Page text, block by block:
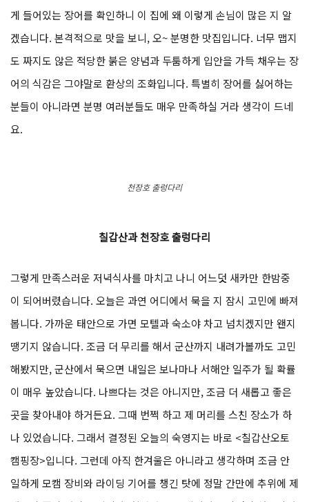
게 들어있는 장어를 확인하니 이 집에 왜 이렇게 손님이 많은 지 알
겠습니다. 본격적으로 맛을 보니, 오~ 분명한 맛집입니다. 너무 맵지
도 짜지도 않은 적당한 붉은 양념과 두툼하게 입안을 가득 채우는 장
어의 식감은 그야말로 환상의 조화입니다. 특별히 장어를 싫어하는
분들이 아니라면 분명 여러분들도 매우 만족하실 거라 생각이 드네
요.
천장호 출렁다리
칠갑산과 천장호 출렁다리
그렇게 만족스러운 저녁식사를 마치고 나니 어느덧 새카만 한밤중
이 되어버렸습니다. 오늘은 과연 어디에서 묵을 지 잠시 고민에 빠져
봅니다. 가까운 태안으로 가면 모텔과 숙소야 차고 넘치겠지만 왠지
땡기지 않습니다. 조금 더 무리를 해서 군산까지 내려가볼까도 고민
해봤지만, 군산에서 묵으면 내일은 보나마나 서해안 일주가 될 확률
이 매우 높았습니다. 나쁘다는 것은 아니지만, 조금 더 새롭고 좋은
곳을 찾아내야 하거든요. 그때 번쩍 하고 제 머리를 스친 장소가 하
나 있었습니다. 그래서 결정된 오늘의 숙영지는 바로 <칠갑산오토
캠핑장>입니다. 그런데 아직 한겨울은 아니라고 생각하며 조금 안
일하게 모캠 장비와 라이딩 기어를 챙긴 탓에 정말 간만에 추위에 제